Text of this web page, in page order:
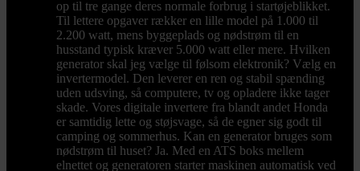
op til tre gange deres normale forbrug i startøjeblikket.
Til lettere opgaver rækker en lille model på 1.000 til
2.200 watt, mens byggeplads og nødstrøm til en
husstand typisk kræver 5.000 watt eller mere. Hvilken
generator skal jeg vælge til følsom elektronik? Vælg en
invertermodel. Den leverer en ren og stabil spænding
uden udsving, så computere, tv og opladere ikke tager
skade. Vores digitale invertere fra blandt andet Honda
er samtidig lette og støjsvage, så de egner sig godt til
camping og sommerhus. Kan en generator bruges som
nødstrøm til huset? Ja. Med en ATS boks mellem
elnettet og generatoren starter maskinen automatisk ved